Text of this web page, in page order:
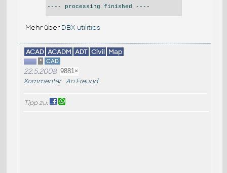
---- processing finished ----
Mehr über DBX utilities
ACAD ACADM ADT Civil Map
* CAD
22.5.2008 9881×
Kommentar An Freund
Tipp zu: